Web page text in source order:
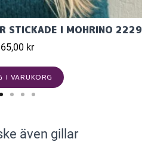
STICKADE I MOHRINO 2229
65,00 kr
I VARUKORG
även gillar